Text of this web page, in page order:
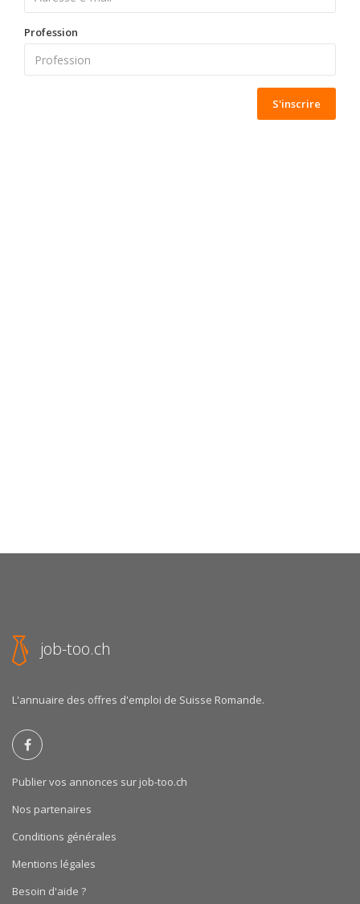
Profession
S'inscrire
job-too.ch
L'annuaire des offres d'emploi de Suisse Romande.
Publier vos annonces sur job-too.ch
Nos partenaires
Conditions générales
Mentions légales
Besoin d'aide ?